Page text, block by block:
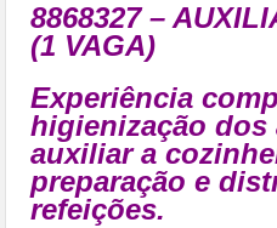
8868327 –
(1 VAGA)
Experiência
higienização dos
auxiliar a
preparação e
refeições.